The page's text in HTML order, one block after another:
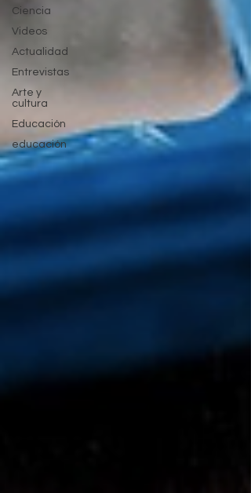
Ciencia
Videos
Actualidad
Entrevistas
Arte y
cultura
Educación
educación